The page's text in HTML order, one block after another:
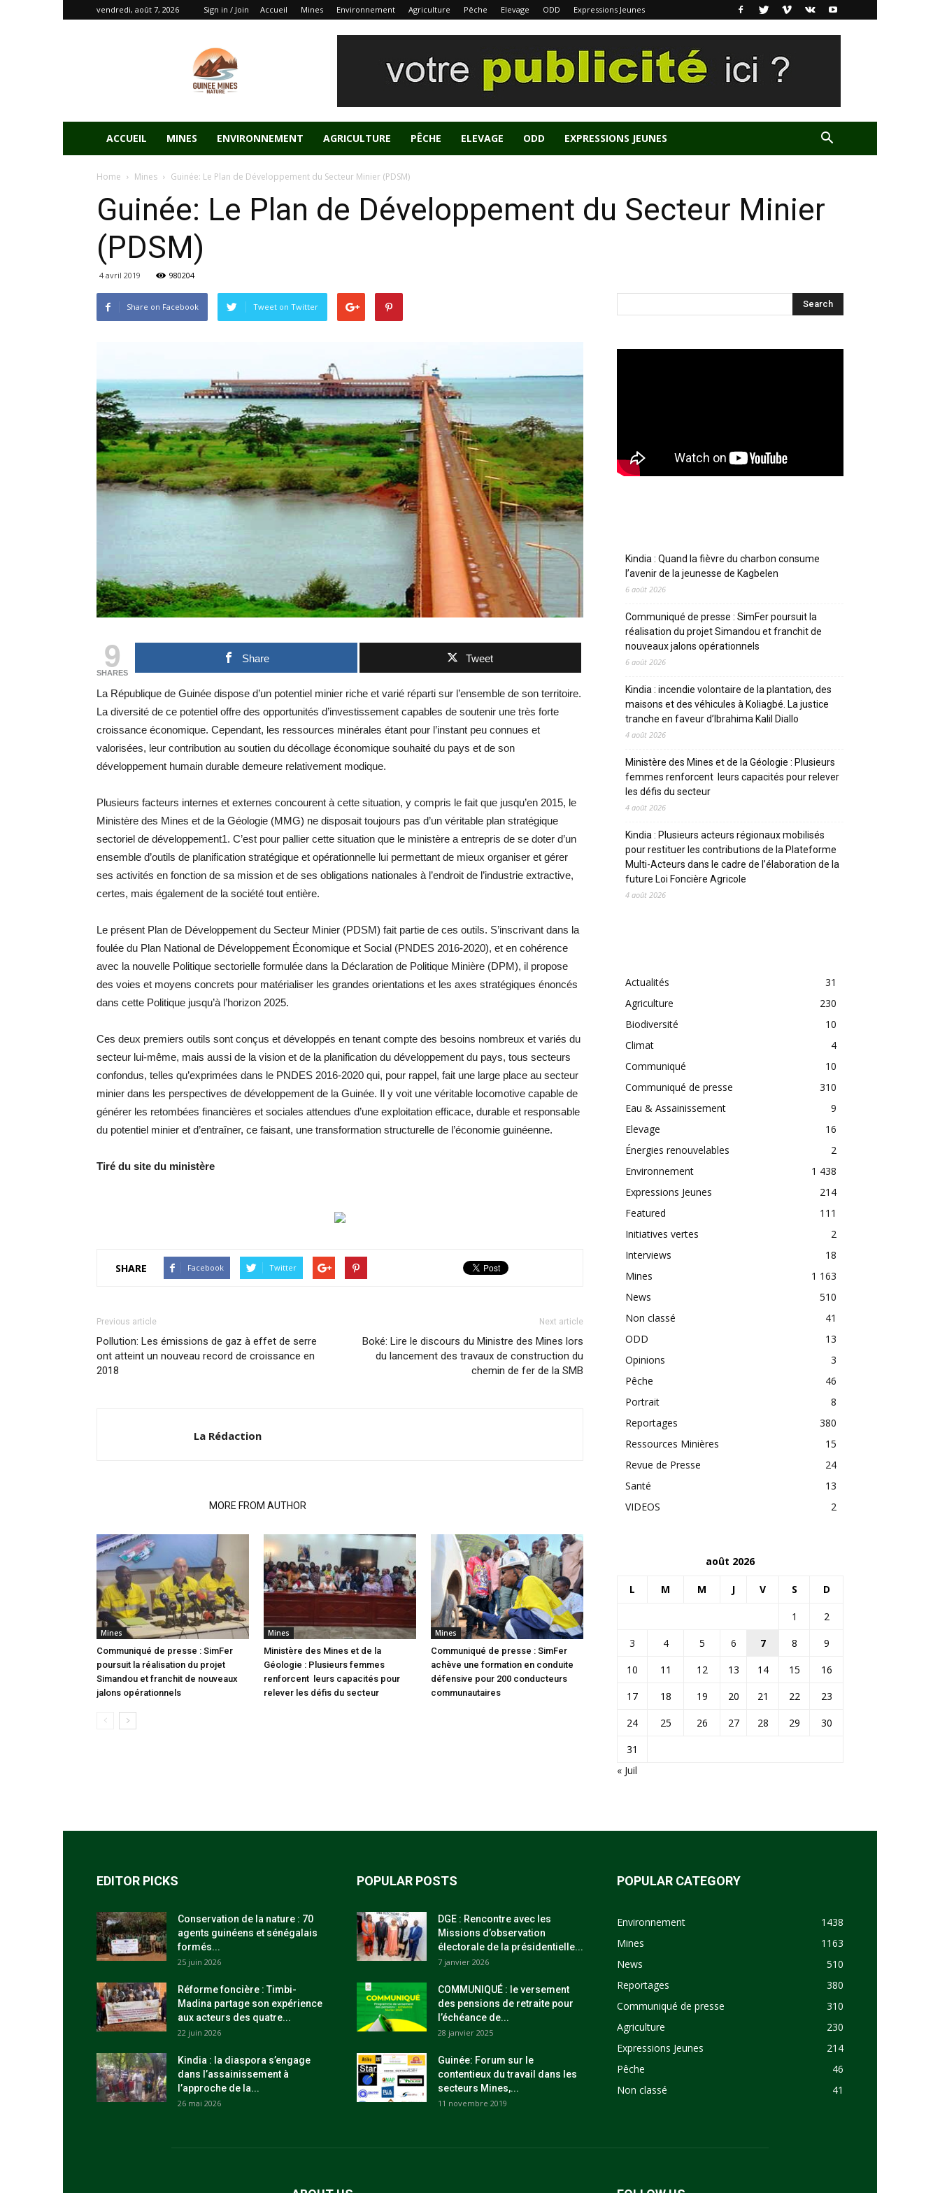
vendredi, août 7, 2026 Sign in / Join Accueil Mines Environnement Agriculture Pêche Elevage ODD Expressions Jeunes
ACCUEIL MINES ENVIRONNEMENT AGRICULTURE PÊCHE ELEVAGE ODD EXPRESSIONS JEUNES
Home Mines Guinée: Le Plan de Développement du Secteur Minier (PDSM)
Guinée: Le Plan de Développement du Secteur Minier
(PDSM)
4 avril 2019 980204
Share on Facebook Tweet on Twitter
9
SHARES
Share Tweet
La République de Guinée dispose d’un potentiel minier riche et varié réparti sur l’ensemble de son territoire.
La diversité de ce potentiel offre des opportunités d’investissement capables de soutenir une très forte
croissance économique. Cependant, les ressources minérales étant pour l’instant peu connues et
valorisées, leur contribution au soutien du décollage économique souhaité du pays et de son
développement humain durable demeure relativement modique.
Plusieurs facteurs internes et externes concourent à cette situation, y compris le fait que jusqu’en 2015, le
Ministère des Mines et de la Géologie (MMG) ne disposait toujours pas d’un véritable plan stratégique
sectoriel de développement1. C’est pour pallier cette situation que le ministère a entrepris de se doter d’un
ensemble d’outils de planification stratégique et opérationnelle lui permettant de mieux organiser et gérer
ses activités en fonction de sa mission et de ses obligations nationales à l’endroit de l’industrie extractive,
certes, mais également de la société tout entière.
Le présent Plan de Développement du Secteur Minier (PDSM) fait partie de ces outils. S’inscrivant dans la
foulée du Plan National de Développement Économique et Social (PNDES 2016-2020), et en cohérence
avec la nouvelle Politique sectorielle formulée dans la Déclaration de Politique Minière (DPM), il propose
des voies et moyens concrets pour matérialiser les grandes orientations et les axes stratégiques énoncés
dans cette Politique jusqu’à l’horizon 2025.
Ces deux premiers outils sont conçus et développés en tenant compte des besoins nombreux et variés du
secteur lui-même, mais aussi de la vision et de la planification du développement du pays, tous secteurs
confondus, telles qu’exprimées dans le PNDES 2016-2020 qui, pour rappel, fait une large place au secteur
minier dans les perspectives de développement de la Guinée. Il y voit une véritable locomotive capable de
générer les retombées financières et sociales attendues d’une exploitation efficace, durable et responsable
du potentiel minier et d’entraîner, ce faisant, une transformation structurelle de l’économie guinéenne.
Tiré du site du ministère
SHARE Facebook Twitter
Previous article
Pollution: Les émissions de gaz à effet de serre
ont atteint un nouveau record de croissance en
2018
Next article
Boké: Lire le discours du Ministre des Mines lors
du lancement des travaux de construction du
chemin de fer de la SMB
La Rédaction
MORE FROM AUTHOR
Mines
Communiqué de presse : SimFer
poursuit la réalisation du projet
Simandou et franchit de nouveaux
jalons opérationnels
Mines
Ministère des Mines et de la
Géologie : Plusieurs femmes
renforcent leurs capacités pour
relever les défis du secteur
Mines
Communiqué de presse : SimFer
achève une formation en conduite
défensive pour 200 conducteurs
communautaires
Kindia : Quand la fièvre du charbon consume
l’avenir de la jeunesse de Kagbelen
6 août 2026
Communiqué de presse : SimFer poursuit la
réalisation du projet Simandou et franchit de
nouveaux jalons opérationnels
6 août 2026
Kindia : incendie volontaire de la plantation, des
maisons et des véhicules à Koliagbé. La justice
tranche en faveur d’Ibrahima Kalil Diallo
4 août 2026
Ministère des Mines et de la Géologie : Plusieurs
femmes renforcent leurs capacités pour relever
les défis du secteur
4 août 2026
Kindia : Plusieurs acteurs régionaux mobilisés
pour restituer les contributions de la Plateforme
Multi-Acteurs dans le cadre de l’élaboration de la
future Loi Foncière Agricole
4 août 2026
Actualités
31
Agriculture
230
Biodiversité
10
Climat
4
Communiqué
10
Communiqué de presse
310
Eau & Assainissement
9
Elevage
16
Énergies renouvelables
2
Environnement
1 438
Expressions Jeunes
214
Featured
111
Initiatives vertes
2
Interviews
18
Mines
1 163
News
510
Non classé
41
ODD
13
Opinions
3
Pêche
46
Portrait
8
Reportages
380
Ressources Minières
15
Revue de Presse
24
Santé
13
VIDEOS
2
août 2026
L M M J V S D
1
2
3
4 5 6 7 8
9
10
11 12 13 14 15
16
17
18 19 20 21 22
23
24
25 26 27 28 29
30
31
« Juil
EDITOR PICKS
Conservation de la nature : 70
agents guinéens et sénégalais
formés...
25 juin 2026
Réforme foncière : Timbi-
Madina partage son expérience
aux acteurs des quatre...
22 juin 2026
Kindia : la diaspora s’engage
dans l’assainissement à
l’approche de la...
26 mai 2026
POPULAR POSTS
DGE : Rencontre avec les
Missions d’observation
électorale de la présidentielle...
7 janvier 2026
COMMUNIQUÉ : le versement
des pensions de retraite pour
l’échéance de...
28 janvier 2025
Guinée: Forum sur le
contentieux du travail dans les
secteurs Mines,...
11 novembre 2019
POPULAR CATEGORY
Environnement
1438
Mines
1163
News
510
Reportages
380
Communiqué de presse
310
Agriculture
230
Expressions Jeunes
214
Pêche
46
Non classé
41